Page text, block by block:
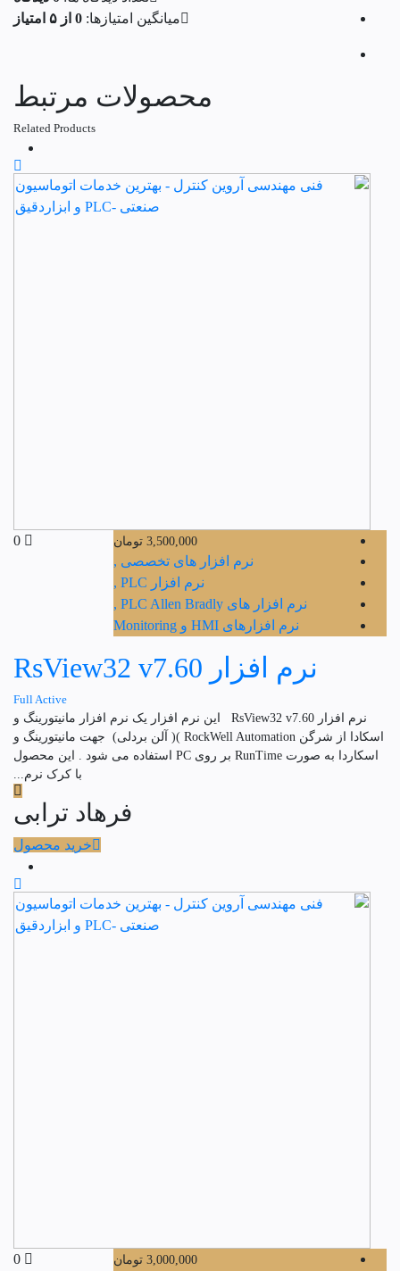
عدد
میانگین امتیازها: 0 از ۵ امتیاز
محصولات مرتبط
Related Products
3,500,000 تومان
نرم افزار های تخصصی ,
نرم افزار PLC ,
نرم افزار های PLC Allen Bradly ,
نرم افزارهای HMI و Monitoring
نرم افزار RsView32 v7.60
Full Active
نرم افزار RsView32 v7.60 این نرم افزار یک نرم افزار مانیتورینگ و
اسکادا از شرگن RockWell Automation )( آلن بردلی) جهت مانیتورینگ و
اسکاردا به صورت RunTime بر روی PC استفاده می شود . این محصول
با کرک نرم...
فرهاد ترابی
خرید محصول
3,000,000 تومان